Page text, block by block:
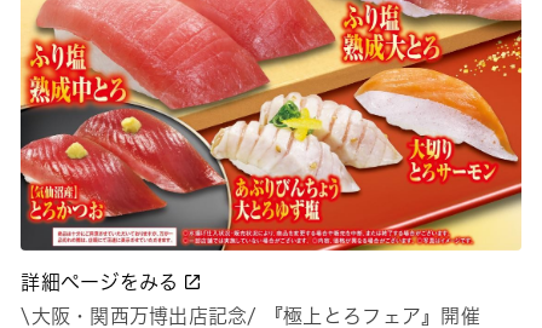
詳細ページをみる
\大阪・関西万博出店記念/ 『極上とろフェア』開催